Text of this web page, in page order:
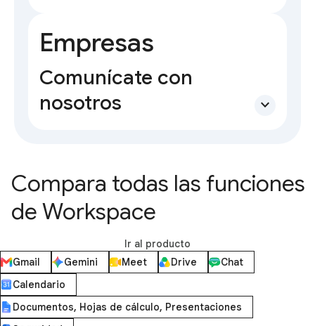
Empresas
Comunícate con
nosotros
expand_more
Compara todas las funciones
de Workspace
Ir al producto
Gmail
Gemini Meet Drive
Chat
Calendario
Documentos, Hojas de cálculo, Presentaciones